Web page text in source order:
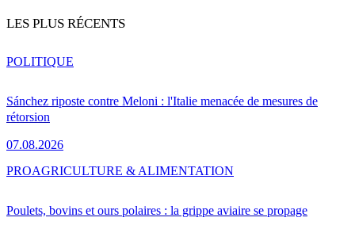
LES PLUS RÉCENTS
Sánchez riposte contre Meloni : l'Italie menacée de mesures de
rétorsion
07.08.2026
POLITIQUE
Poulets, bovins et ours polaires : la grippe aviaire se propage
PROAGRICULTURE & ALIMENTATION